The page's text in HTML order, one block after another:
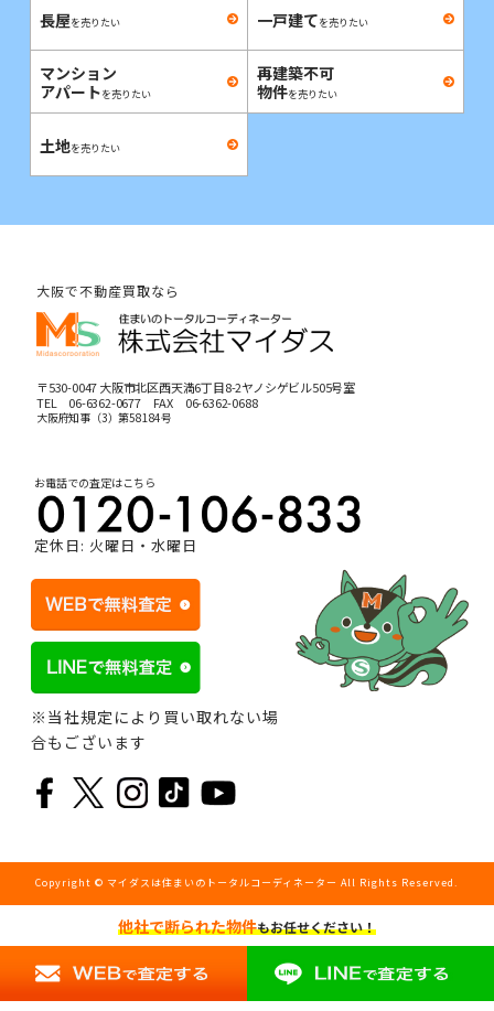
長屋を売りたい 一戸建てを売りたい
マンション
アパートを売りたい
再建築不可
物件を売りたい
土地を売りたい
他社で断られた物件もお任せください！
大阪で不動産買取なら
〒530-0047 大阪市北区西天満6丁目8-2ヤノシゲビル505号室
TEL 06-6362-0677FAX 06-6362-0688
大阪府知事（3）第58184号
お電話での査定はこちら
定休日: 火曜日・水曜日
※当社規定により買い取れない場
合もございます
Copyright © マイダスは住まいのトータルコーディネーター All Rights Reserved.